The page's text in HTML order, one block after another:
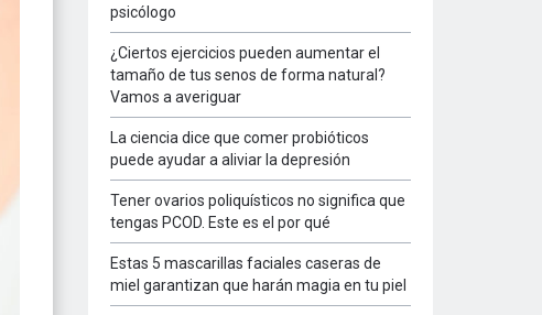
psicólogo
¿Ciertos ejercicios pueden aumentar el
tamaño de tus senos de forma natural?
Vamos a averiguar
La ciencia dice que comer probióticos
puede ayudar a aliviar la depresión
Tener ovarios poliquísticos no significa que
tengas PCOD. Este es el por qué
Estas 5 mascarillas faciales caseras de
miel garantizan que harán magia en tu piel